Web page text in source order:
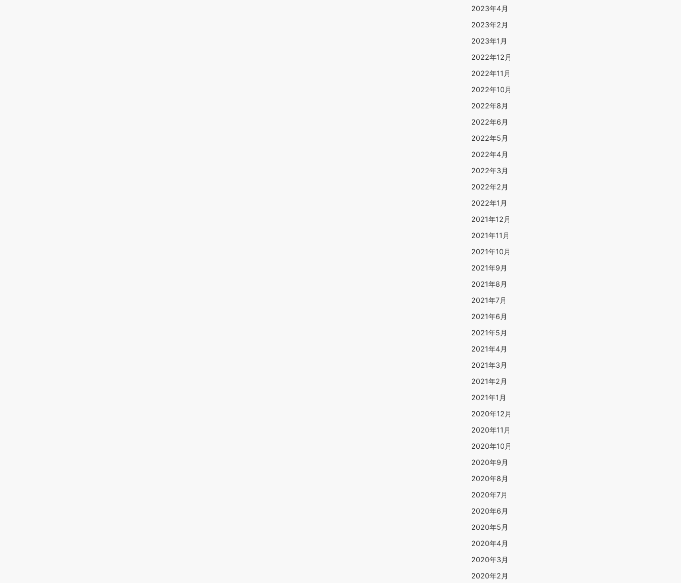
2023年4月
2023年2月
2023年1月
2022年12月
2022年11月
2022年10月
2022年8月
2022年6月
2022年5月
2022年4月
2022年3月
2022年2月
2022年1月
2021年12月
2021年11月
2021年10月
2021年9月
2021年8月
2021年7月
2021年6月
2021年5月
2021年4月
2021年3月
2021年2月
2021年1月
2020年12月
2020年11月
2020年10月
2020年9月
2020年8月
2020年7月
2020年6月
2020年5月
2020年4月
2020年3月
2020年2月